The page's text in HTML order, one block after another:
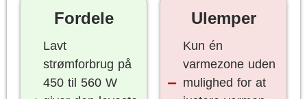
Fordele
Lavt
strømforbrug på
450 til 560 W
Ulemper
Kun én
varmezone uden
mulighed for at